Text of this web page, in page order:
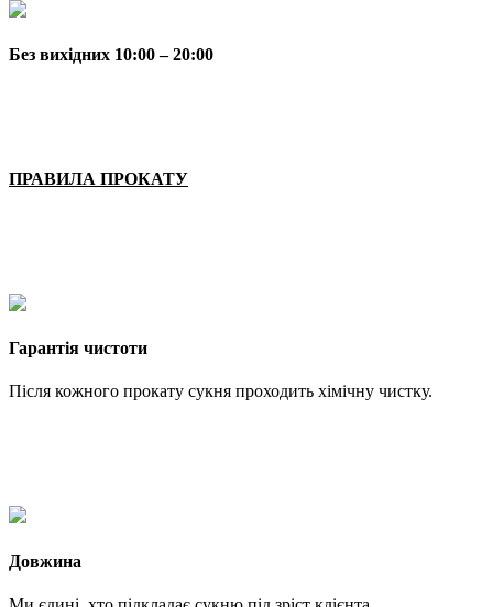
Без вихідних 10:00 – 20:00
ПРАВИЛА ПРОКАТУ
Гарантія чистоти
Після кожного прокату сукня проходить хімічну чистку.
Довжина